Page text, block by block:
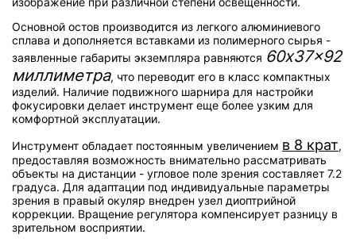
Основной остов производится из легкого алюминиевого
сплава и дополняется вставками из полимерного сырья -
заявленные габариты экземпляра равняются 60x37x92
миллиметра, что переводит его в класс компактных
изделий. Наличие подвижного шарнира для настройки
фокусировки делает инструмент еще более узким для
комфортной эксплуатации.
Инструмент обладает постоянным увеличением в 8 крат,
предоставляя возможность внимательно рассматривать
объекты на дистанции - угловое поле зрения составляет 7.2
градуса. Для адаптации под индивидуальные параметры
зрения в правый окуляр внедрен узел диоптрийной
коррекции. Вращение регулятора компенсирует разницу в
зрительном восприятии.